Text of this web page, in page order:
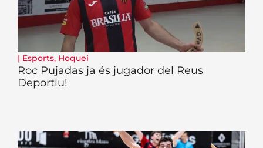
| Esports, Hoquei
Roc Pujadas ja és jugador del Reus
Deportiu!